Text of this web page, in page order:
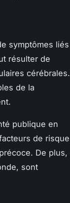
symptômes liés
résulter de
cérébrales.
de la
publique en
de risque
De plus,
sont